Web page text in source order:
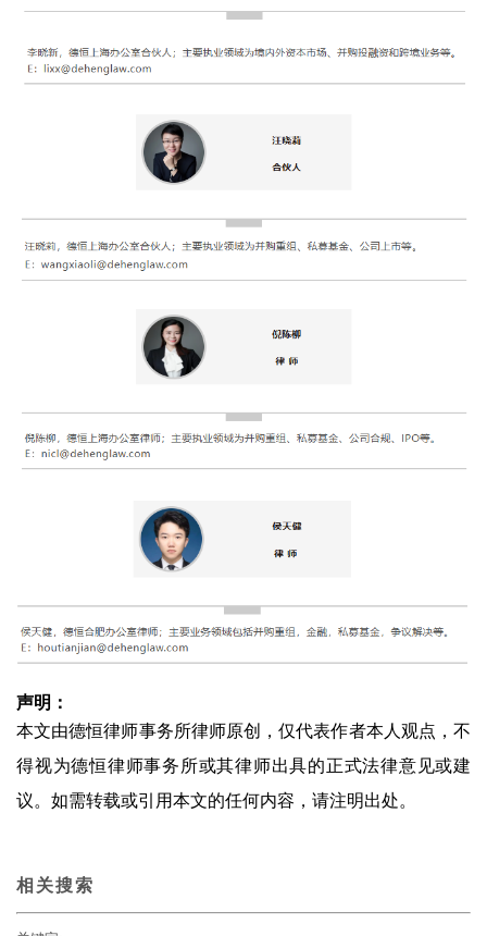
声明：
本文由德恒律师事务所律师原创，仅代表作者本人观点，不
得视为德恒律师事务所或其律师出具的正式法律意见或建
议。如需转载或引用本文的任何内容，请注明出处。
相关搜索